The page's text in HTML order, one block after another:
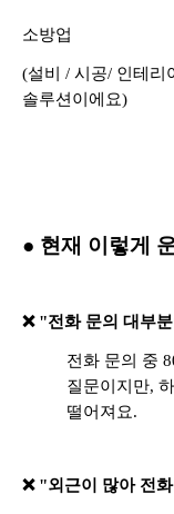
소방업
(설비 / 시공/ 인테리
솔루션이에요)
● 현재 이렇게
❌ "전화 문의 대부
전화 문의 중
질문이지만,
떨어져요.
❌ "외근이 많아 전